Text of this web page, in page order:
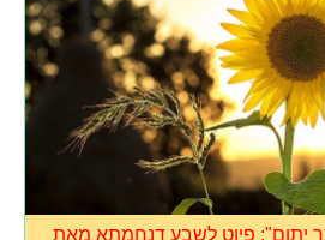
יתום": פיוט לשבע דנחמתא מאת